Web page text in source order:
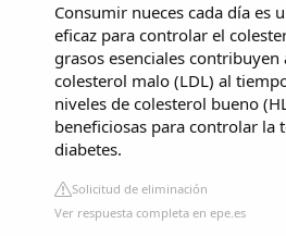
Consumir nueces cada día es
eficaz para controlar el
grasos esenciales
colesterol malo (LDL) al
niveles de colesterol bueno
beneficiosas para controlar la
diabetes.
Solicitud de eliminación
Ver respuesta completa en epe.es